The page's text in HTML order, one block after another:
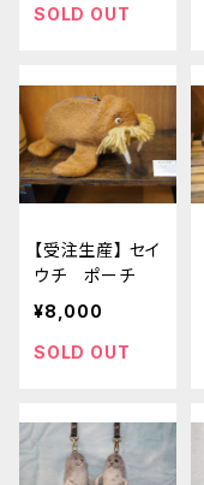
SOLD OUT
【受注生産】 セイ
ウチ ポーチ
¥8,000
SOLD OUT